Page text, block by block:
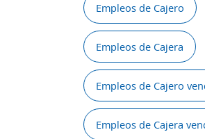
Empleos de Cajero
Empleos de Cajera
Empleos de Cajero
Empleos de Cajera